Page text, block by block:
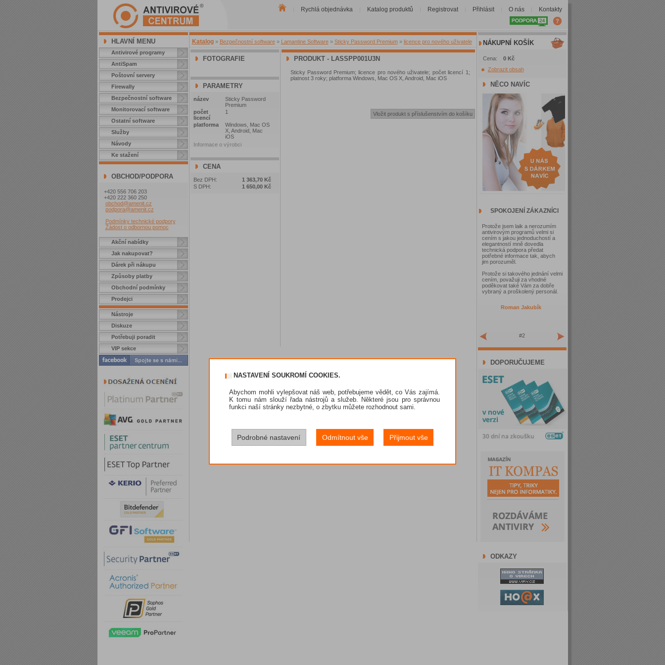
Rychlá objednávka Katalog produktů Registrovat Přihlásit O nás Kontakty
HLAVNÍ MENU
Antivirové programy
AntiSpam
Poštovní servery
Firewally
Bezpečnostní software
Monitorovací software
Ostatní software
Služby
Návody
Ke stažení
OBCHOD/PODPORA
+420 556 706 203
+420 222 360 250
obchod@amenit.cz
podpora@amenit.cz
Podmínky technické podpory
Žádost o odbornou pomoc
Akční nabídky
Jak nakupovat?
Dárek při nákupu
Způsoby platby
Obchodní podmínky
Prodejci
Nástroje
Diskuze
Potřebuji poradit
VIP sekce
Katalog » Bezpečnostní software » Lamantine Software » Sticky Password Premium » licence pro nového uživatele
FOTOGRAFIE
PARAMETRY
název
Sticky Password
Premium
počet
licencí
1
platforma
Windows, Mac OS
X, Android, Mac
iOS
Informace o výrobci
CENA
Bez DPH:
1 363,70 Kč
S DPH:
1 650,00 Kč
PRODUKT - LASSPP001U3N
Sticky Password Premium; licence pro nového uživatele; počet licencí 1;
platnost 3 roky; platforma Windows, Mac OS X, Android, Mac iOS
NÁKUPNÍ KOŠÍK
Cena: 0 Kč
Zobrazit obsah
NĚCO NAVÍC
SPOKOJENÍ ZÁKAZNÍCI
Protože jsem laik a nerozumím
antivirovým programů velmi si
cením s jakou jednoduchostí a
elegantností mně dovedla
technická podpora předat
potřebné informace tak, abych
jim porozuměl.
Protože si takového jednání velmi
cením, považuji za vhodné
poděkovat také Vám za dobře
vybraný a proškolený personál.
Roman Jakubík
#2
DOPORUČUJEME
ODKAZY
NASTAVENÍ SOUKROMÍ COOKIES.
Abychom mohli vylepšovat náš web, potřebujeme vědět, co Vás zajímá.
K tomu nám slouží řada nástrojů a služeb. Některé jsou pro správnou
funkci naší stránky nezbytné, o zbytku můžete rozhodnout sami.
Podrobné nastavení Odmítnout vše Přijmout vše